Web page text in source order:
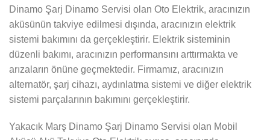
Dinamo Şarj Dinamo Servisi olan Oto Elektrik, aracınızın
aküsünün takviye edilmesi dışında, aracınızın elektrik
sistemi bakımını da gerçekleştirir. Elektrik sisteminin
düzenli bakımı, aracınızın performansını arttırmakta ve
arızaların önüne geçmektedir. Firmamız, aracınızın
alternatör, şarj cihazı, aydınlatma sistemi ve diğer elektrik
sistemi parçalarının bakımını gerçekleştirir.
Yakacık Marş Dinamo Şarj Dinamo Servisi olan Mobil